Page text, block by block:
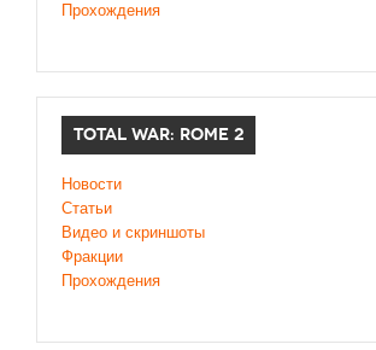
Прохождения
TOTAL WAR: ROME 2
Новости
Статьи
Видео и скриншоты
Фракции
Прохождения